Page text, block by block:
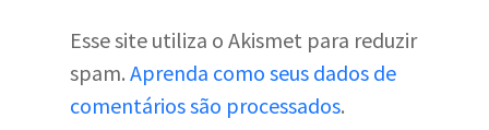
Esse site utiliza o Akismet para reduzir
spam. Aprenda como seus dados de
comentários são processados.